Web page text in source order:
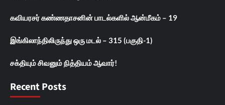
கவியரசர் கண்ணதாசனின் பாடல்களில் ஆன்மீகம் – 19
இங்கிலாந்திலிருந்து ஒரு மடல் – 315 (பகுதி-1)
சக்தியும் சிவனும் நித்தியம் ஆவார்!
Recent Posts